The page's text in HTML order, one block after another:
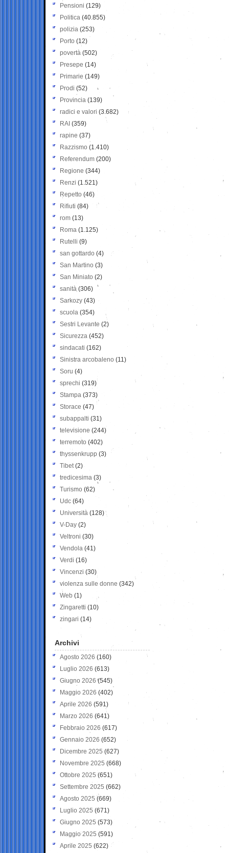
Pensioni (129)
Politica (40.855)
polizia (253)
Porto (12)
povertà (502)
Presepe (14)
Primarie (149)
Prodi (52)
Provincia (139)
radici e valori (3.682)
RAI (359)
rapine (37)
Razzismo (1.410)
Referendum (200)
Regione (344)
Renzi (1.521)
Repetto (46)
Rifiuti (84)
rom (13)
Roma (1.125)
Rutelli (9)
san gottardo (4)
San Martino (3)
San Miniato (2)
sanità (306)
Sarkozy (43)
scuola (354)
Sestri Levante (2)
Sicurezza (452)
sindacati (162)
Sinistra arcobaleno (11)
Soru (4)
sprechi (319)
Stampa (373)
Storace (47)
subappalti (31)
televisione(244)
terremoto (402)
thyssenkrupp (3)
Tibet(2)
tredicesima (3)
Turismo (62)
Udc (64)
Università (128)
V-Day (2)
Veltroni (30)
Vendola (41)
Verdi (16)
Vincenzi (30)
violenza sulle donne (342)
Web (1)
Zingaretti (10)
zingari (14)
Archivi
Agosto 2026 (160)
Luglio 2026 (613)
Giugno 2026 (545)
Maggio 2026 (402)
Aprile 2026 (591)
Marzo 2026 (641)
Febbraio 2026 (617)
Gennaio 2026 (652)
Dicembre 2025 (627)
Novembre 2025 (668)
Ottobre 2025 (651)
Settembre 2025 (662)
Agosto 2025 (669)
Luglio 2025 (671)
Giugno 2025 (573)
Maggio 2025 (591)
Aprile 2025 (622)